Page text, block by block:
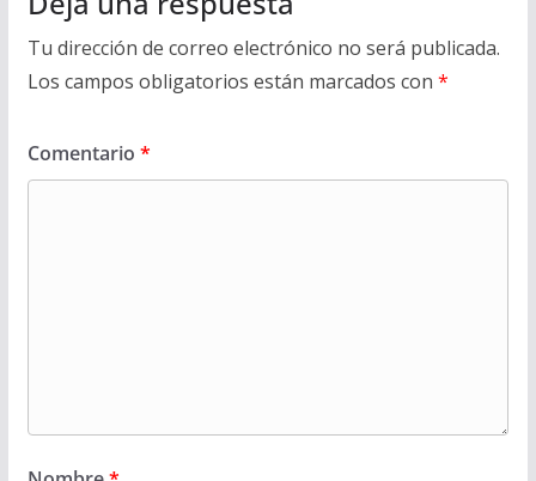
Tu dirección de correo electrónico no será publicada.
Los campos obligatorios están marcados con *
Comentario *